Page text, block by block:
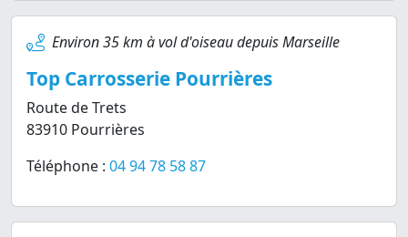
Environ 35 km à vol d'oiseau depuis Marseille
Top Carrosserie Pourrières
Route de Trets
83910 Pourrières
Téléphone : 04 94 78 58 87